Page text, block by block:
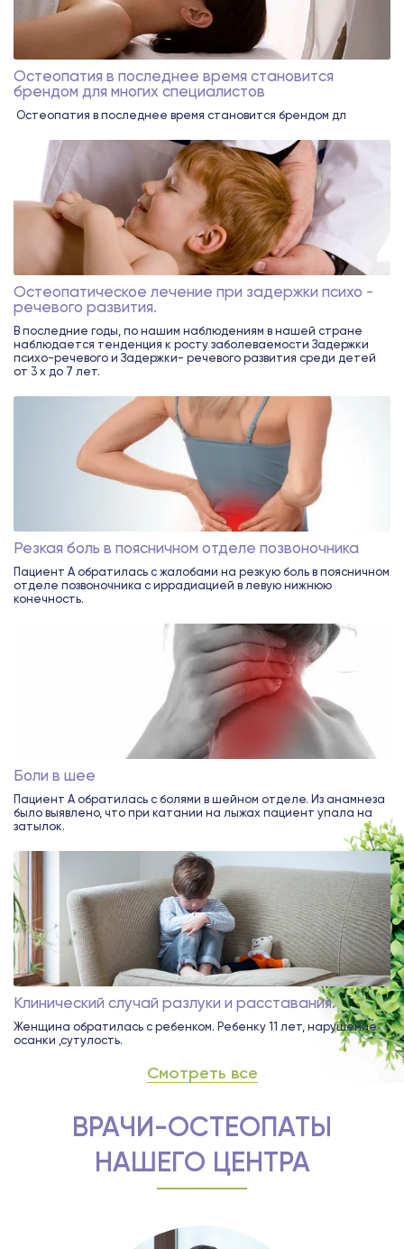
Остеопатия в последнее время становится
брендом для многих специалистов
Остеопатия в последнее время становится брендом дл
Остеопатическое лечение при задержки психо -
речевого развития.
В последние годы, по нашим наблюдениям в нашей стране
наблюдается тенденция к росту заболеваемости Задержки
психо-речевого и Задержки- речевого развития среди детей
от 3 х до 7 лет.
Резкая боль в поясничном отделе позвоночника
Пациент А обратилась с жалобами на резкую боль в поясничном
отделе позвоночника с иррадиацией в левую нижнюю
конечность.
Боли в шее
Пациент А обратилась с болями в шейном отделе. Из анамнеза
было выявлено, что при катании на лыжах пациент упала на
затылок.
Клинический случай разлуки и расставания.
Женщина обратилась с ребенком. Ребенку 11 лет, нарушение
осанки ,сутулость.
Смотреть все
ВРАЧИ-ОСТЕОПАТЫ
НАШЕГО ЦЕНТРА